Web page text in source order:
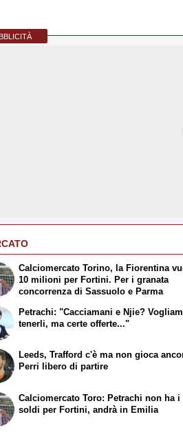
Calciomercato Torino, la Fiorentina
10 milioni per Fortini. Per i granata
concorrenza di Sassuolo e Parma
Petrachi: "Cacciamani e Njie?
tenerli, ma certe offerte..."
Leeds, Trafford c'è ma non gioca
Perri libero di partire
Calciomercato Toro: Petrachi non ha i
soldi per Fortini, andrà in Emilia